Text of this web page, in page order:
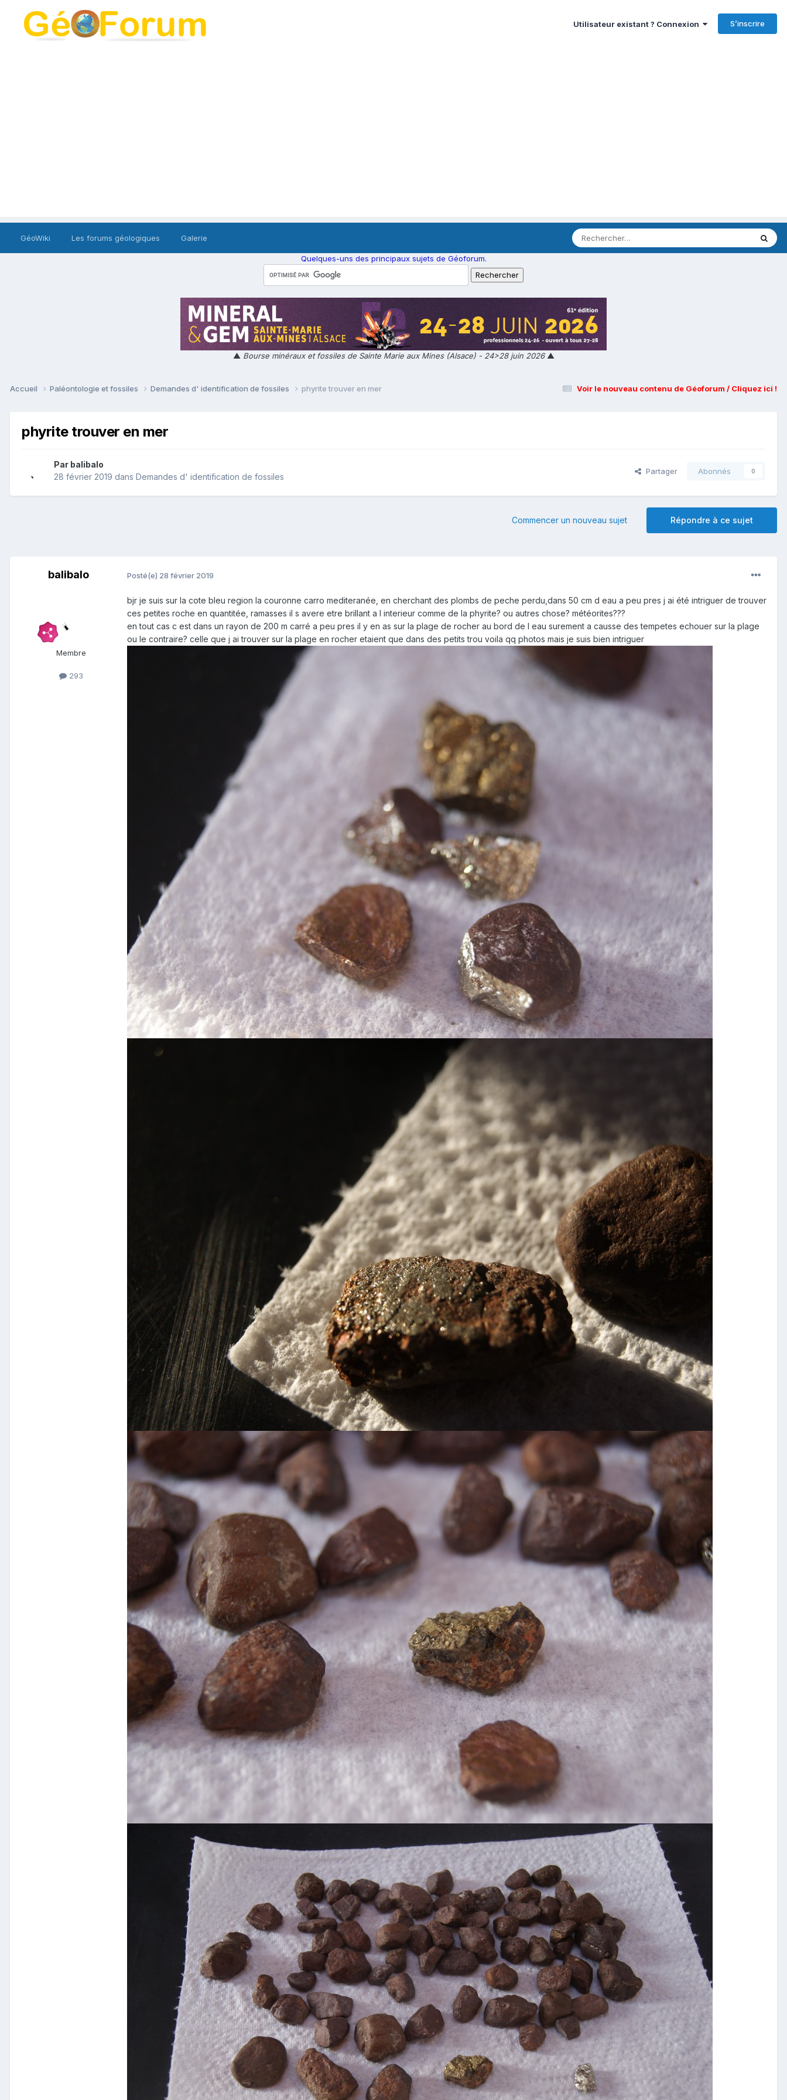
Utilisateur existant ? Connexion S’inscrire
GéoWiki Les forums géologiques Galerie
Quelques-uns des principaux sujets de Géoforum.
▲ Bourse minéraux et fossiles de Sainte Marie aux Mines (Alsace) - 24>28 juin 2026▲
Voir le nouveau contenu de Géoforum / Cliquez ici !
Accueil Paléontologie et fossiles Demandes d' identification de fossiles phyrite trouver en mer
phyrite trouver en mer
Par balibalo
28 février 2019 dans Demandes d' identification de fossiles
Partager Abonnés 0
Répondre à ce sujet
Commencer un nouveau sujet
balibalo
Membre
293
Posté(e) 28 février 2019
bjr je suis sur la cote bleu region la couronne carro mediteranée, en cherchant des plombs de peche perdu,dans 50 cm d eau a peu pres j ai été intriguer de trouver
ces petites roche en quantitée, ramasses il s avere etre brillant a l interieur comme de la phyrite? ou autres chose? météorites???
en tout cas c est dans un rayon de 200 m carré a peu pres il y en as sur la plage de rocher au bord de l eau surement a causse des tempetes echouer sur la plage
ou le contraire? celle que j ai trouver sur la plage en rocher etaient que dans des petits trou voila qq photos mais je suis bien intriguer